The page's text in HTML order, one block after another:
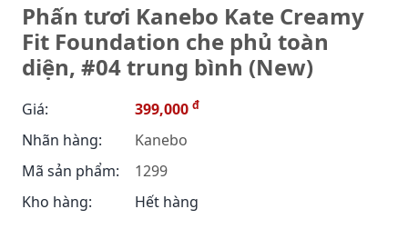
Phấn tươi Kanebo Kate Creamy
Fit Foundation che phủ toàn
diện, #04 trung bình (New)
Giá: 399,000 đ
Nhãn hàng:
Kanebo
Mã sản phẩm:
1299
Kho hàng:
Hết hàng